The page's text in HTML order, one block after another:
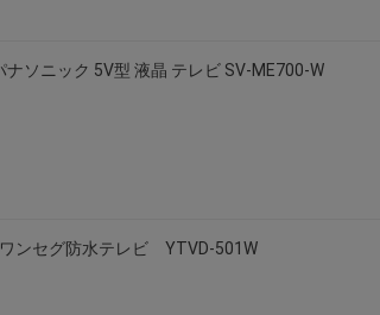
ナソニック 5V型 液晶 テレビ SV-ME700-W
ンセグ防水テレビ YTVD-501W